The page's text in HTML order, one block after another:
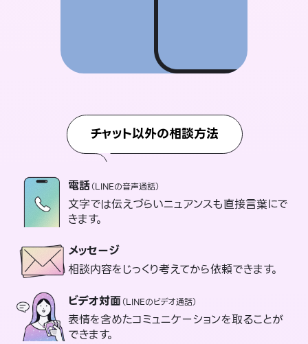
チャット以外の相談方法
電話（LINEの音声通話）
文字では伝えづらいニュアンスも直接言葉にで
きます。
メッセージ
相談内容をじっくり考えてから依頼できます。
ビデオ対面（LINEのビデオ通話）
表情を含めたコミュニケーションを取ることが
できます。